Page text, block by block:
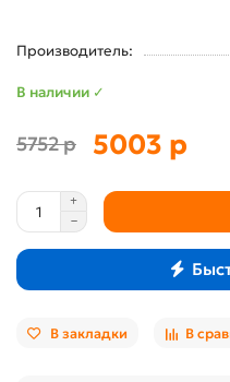
Производитель:
В наличии ✓
5752 р 5003 р
В закладки В